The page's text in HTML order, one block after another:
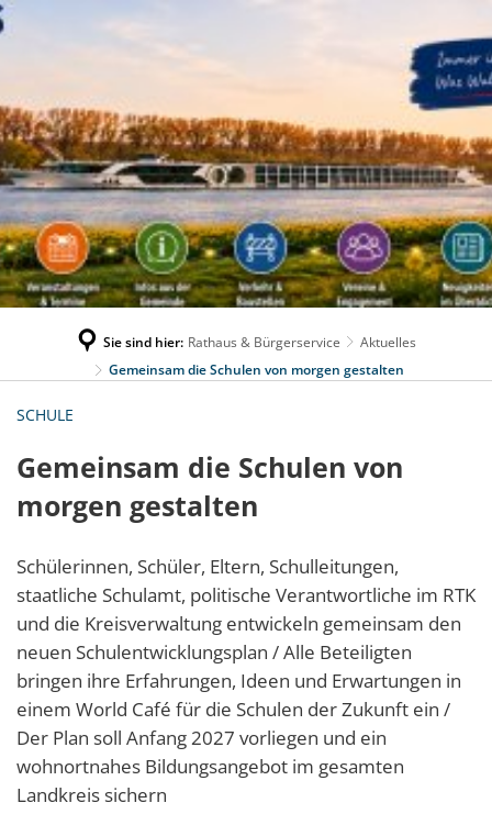
Sie sind hier: Rathaus & Bürgerservice
Aktuelles
Gemeinsam die Schulen von morgen gestalten
SCHULE
Gemeinsam die Schulen von
morgen gestalten
Schülerinnen, Schüler, Eltern, Schulleitungen,
staatliche Schulamt, politische Verantwortliche im RTK
und die Kreisverwaltung entwickeln gemeinsam den
neuen Schulentwicklungsplan / Alle Beteiligten
bringen ihre Erfahrungen, Ideen und Erwartungen in
einem World Café für die Schulen der Zukunft ein /
Der Plan soll Anfang 2027 vorliegen und ein
wohnortnahes Bildungsangebot im gesamten
Landkreis sichern